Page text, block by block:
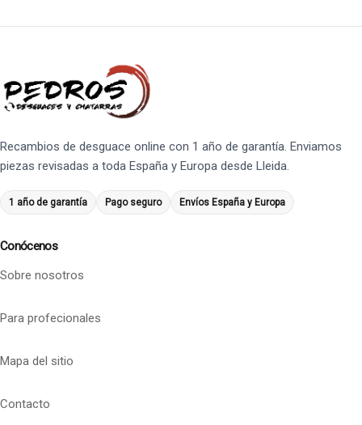
Recambios de desguace online con 1 año de garantía. Enviamos
piezas revisadas a toda España y Europa desde Lleida.
1 año de garantía Pago seguro Envíos España y Europa
Conócenos
Sobre nosotros
Para profecionales
Mapa del sitio
Contacto